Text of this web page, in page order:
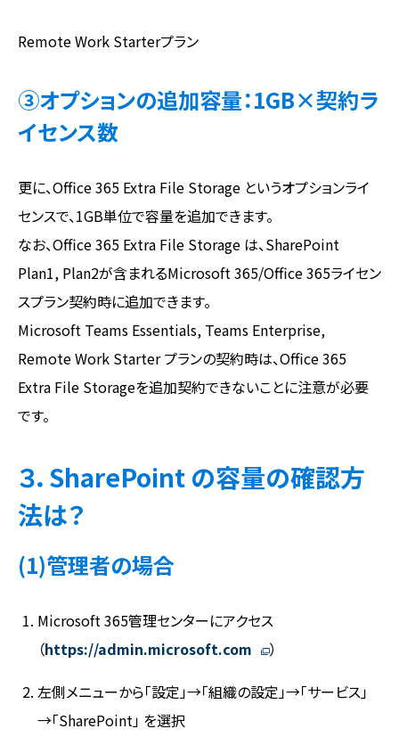
Remote Work Starterプラン
③オプションの追加容量：1GB×契約ラ
イセンス数
更に、Office 365 Extra File Storage というオプションライ
センスで、1GB単位で容量を追加できます。
なお、Office 365 Extra File Storage は、SharePoint
Plan1, Plan2が含まれるMicrosoft 365/Office 365ライセン
スプラン契約時に追加できます。
Microsoft Teams Essentials, Teams Enterprise,
Remote Work Starter プランの契約時は、Office 365
Extra File Storageを追加契約できないことに注意が必要
です。
３．SharePoint の容量の確認方
法は？
(1)管理者の場合
Microsoft 365管理センターにアクセス
（https://admin.microsoft.com
）
左側メニューから「設定」→「組織の設定」→「サービス」
→「SharePoint」 を選択